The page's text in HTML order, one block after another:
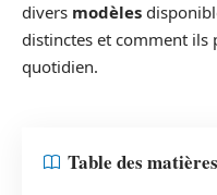
divers modèles
distinctes et comment
quotidien.
Table des matières